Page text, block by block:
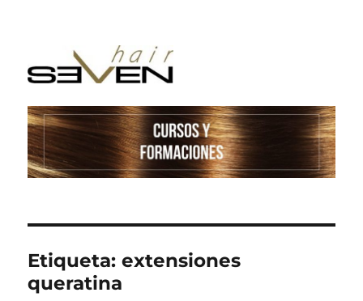
Etiqueta:extensiones
queratina